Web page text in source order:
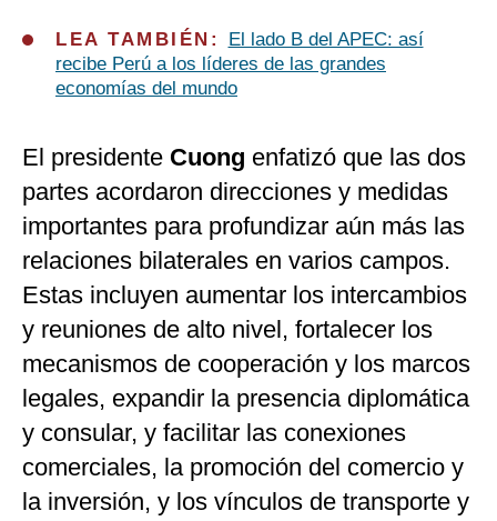
LEA TAMBIÉN:
El lado B del APEC: así
recibe Perú a los líderes de las grandes
economías del mundo
El presidente Cuong enfatizó que las dos
partes acordaron direcciones y medidas
importantes para profundizar aún más las
relaciones bilaterales en varios campos.
Estas incluyen aumentar los intercambios
y reuniones de alto nivel, fortalecer los
mecanismos de cooperación y los marcos
legales, expandir la presencia diplomática
y consular, y facilitar las conexiones
comerciales, la promoción del comercio y
la inversión, y los vínculos de transporte y